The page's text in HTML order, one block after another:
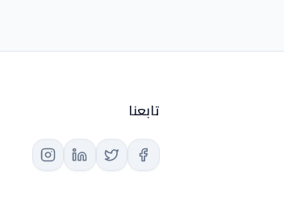
تابعنا